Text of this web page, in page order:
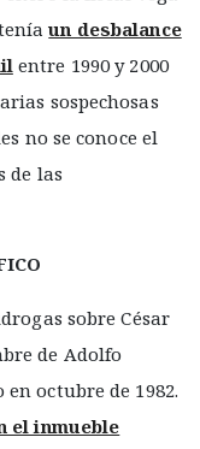
un desbalance
entre 1990 y 2000
sospechosas
no se conoce el
de las
sobre César
de Adolfo
octubre de 1982.
el inmueble